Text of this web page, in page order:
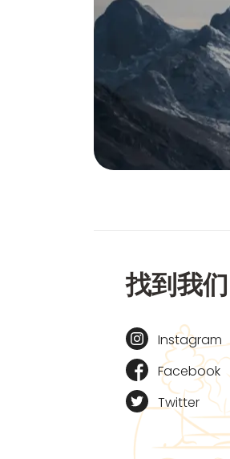
找到我们
Instagram
Facebook
Twitter